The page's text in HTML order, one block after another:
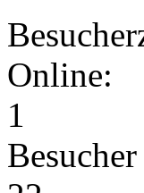
Online:
1